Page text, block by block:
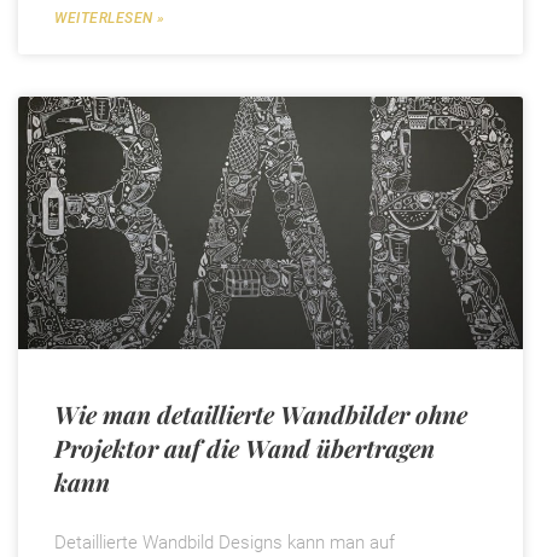
WEITERLESEN »
Wie man detaillierte Wandbilder ohne
Projektor auf die Wand übertragen
kann
Detaillierte Wandbild Designs kann man auf